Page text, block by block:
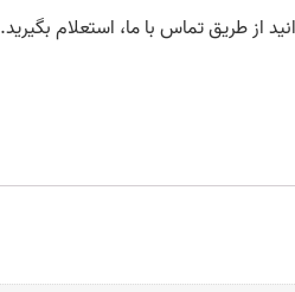
طریق تماس با ما، استعلام بگیرید.